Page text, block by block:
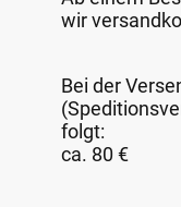
wir
Bei der
folgt:
ca. 80 €